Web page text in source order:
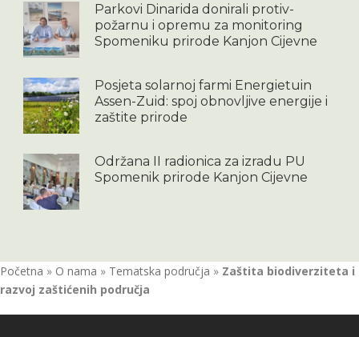
Parkovi Dinarida donirali protiv-
požarnu i opremu za monitoring
Spomeniku prirode Kanjon Cijevne
Posjeta solarnoj farmi Energietuin
Assen-Zuid: spoj obnovljive energije i
zaštite prirode
Održana II radionica za izradu PU
Spomenik prirode Kanjon Cijevne
Početna » O nama » Tematska područja » Zaštita biodiverziteta i
razvoj zaštićenih područja